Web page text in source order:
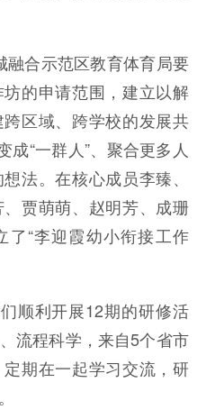
融合示范区教育体育局要
的申请范围，建立以解
区域、跨学校的发展共
成“一群人”、聚合更多人
法。在核心成员李臻、
贾萌萌、赵明芳、成珊
了“李迎霞幼小衔接工作
顺利开展12期的研修活
流程科学，来自5个省市
期在一起学习交流，研